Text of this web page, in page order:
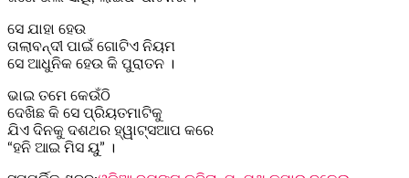
ସେ ଯାହା ହେଉ
ତାଲାବନ୍ଦୀ ପାଇଁ ଗୋଟିଏ ନିୟମ
ସେ ଆଧୁନିକ ହେଉ କି ପୁରାତନ ।
ଭାଇ ତମେ କେଉଁଠି
ଦେଖିଛ କି ସେ ପ୍ରିୟତମାଟିକୁ
ଯିଏ ଦିନକୁ ଦଶଥର ହ୍ୱାଟ୍ସଆପ କରେ
“ହନି ଆଇ ମିସ ୟୁ” ।